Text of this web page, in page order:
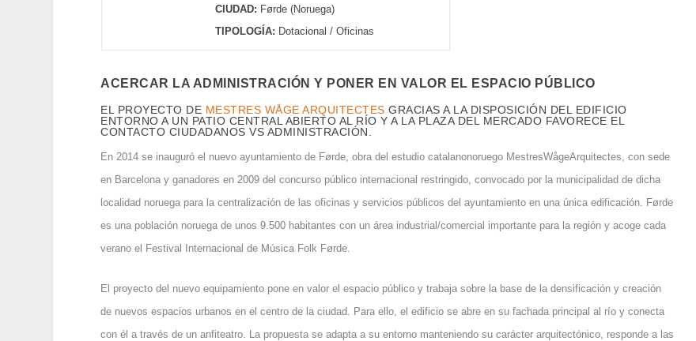
CIUDAD: Førde (Noruega)
TIPOLOGÍA: Dotacional / Oficinas
ACERCAR LA ADMINISTRACIÓN Y PONER EN VALOR EL ESPACIO PÚBLICO
EL PROYECTO DE MESTRES WÅGE ARQUITECTES GRACIAS A LA DISPOSICIÓN DEL EDIFICIO
ENTORNO A UN PATIO CENTRAL ABIERTO AL RÍO Y A LA PLAZA DEL MERCADO FAVORECE EL
CONTACTO CIUDADANOS VS ADMINISTRACIÓN.
En 2014 se inauguró el nuevo ayuntamiento de Førde, obra del estudio catalanonoruego MestresWågeArquitectes, con sede
en Barcelona y ganadores en 2009 del concurso público internacional restringido, convocado por la municipalidad de dicha
localidad noruega para la centralización de las oficinas y servicios públicos del ayuntamiento en una única edificación. Førde
es una población noruega de unos 9.500 habitantes con un área industrial/comercial importante para la región y acoge cada
verano el Festival Internacional de Música Folk Førde.
El proyecto del nuevo equipamiento pone en valor el espacio público y trabaja sobre la base de la densificación y creación
de nuevos espacios urbanos en el centro de la ciudad. Para ello, el edificio se abre en su fachada principal al río y conecta
con él a través de un anfiteatro. La propuesta se adapta a su entorno manteniendo su carácter arquitectónico, responde a las